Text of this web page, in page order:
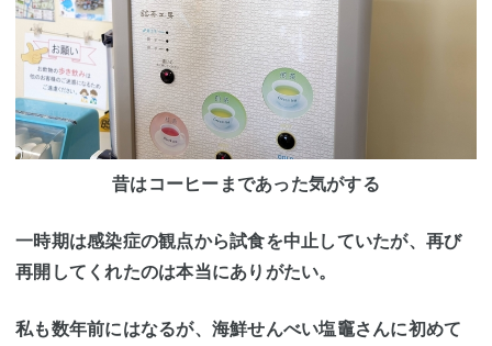
昔はコーヒーまであった気がする
一時期は感染症の観点から試食を中止していたが、再び
再開してくれたのは本当にありがたい。
私も数年前にはなるが、海鮮せんべい塩竈さんに初めて